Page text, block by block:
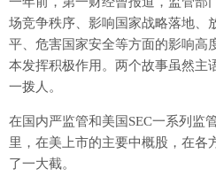
场竞争秩序、影响国家战略落地、
平、危害国家安全等方面的影响高
本发挥积极作用。两个故事虽然主
一拨人。
在国内严监管和美国SEC一系列监
里，在美上市的主要中概股，在各
了一大截。